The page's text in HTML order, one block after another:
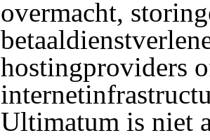
overmacht,
hostingproviders
Ultimatum is niet